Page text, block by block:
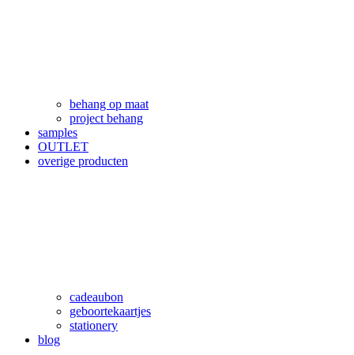
behang op maat
project behang
samples
OUTLET
overige producten
cadeaubon
geboortekaartjes
stationery
blog